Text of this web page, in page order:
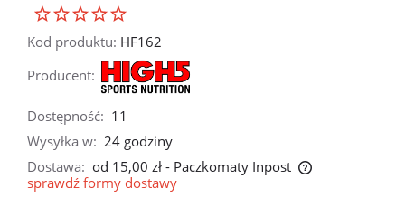
Kod produktu: HF162
Producent:
Dostępność: 11
Wysyłka w: 24 godziny
Dostawa: od 15,00 zł - Paczkomaty Inpost
Cena nie zawiera ewentualnych kosztów płatności
sprawdź formy dostawy